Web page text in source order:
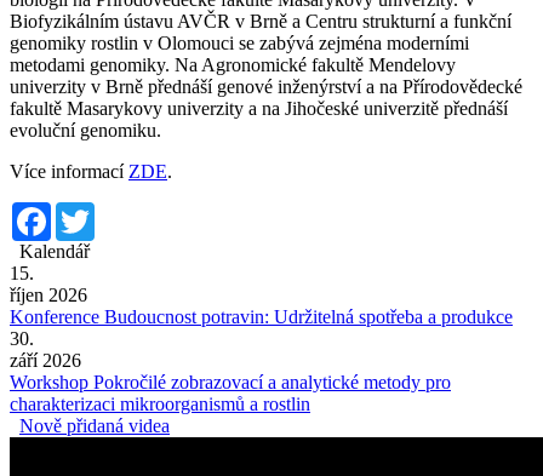
Biofyzikálním ústavu AVČR v Brně a Centru strukturní a funkční
genomiky rostlin v Olomouci se zabývá zejména moderními
metodami genomiky. Na Agronomické fakultě Mendelovy
univerzity v Brně přednáší genové inženýrství a na Přírodovědecké
fakultě Masarykovy univerzity a na Jihočeské univerzitě přednáší
evoluční genomiku.
Více informací ZDE.
Facebook
Kalendář
15.
říjen 2026
Konference Budoucnost potravin: Udržitelná spotřeba a produkce
30.
září 2026
Workshop Pokročilé zobrazovací a analytické metody pro
charakterizaci mikroorganismů a rostlin
Nově přidaná videa